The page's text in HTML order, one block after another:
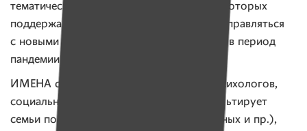
тематических занятия для родителей, на которых
поддержали родителей, рассказали, как справляться
с новыми тревогами и полной изоляцией в период
пандемии.
ИМЕНА собирают деньги на зарплаты психологов,
социальных работников, юриста (консультирует
семьи по вопросам длительных больничных и пр.),